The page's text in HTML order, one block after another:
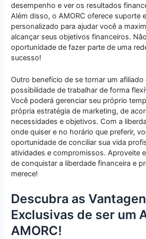
desempenho e ver os resultados
Além disso, o AMORC oferece suporte
personalizado para ajudar você a
alcançar seus objetivos financeiros.
oportunidade de fazer parte de uma
sucesso!
Outro benefício de se tornar um afiliado
possibilidade de trabalhar de forma
Você poderá gerenciar seu próprio
própria estratégia de marketing, de
necessidades e objetivos. Com a
onde quiser e no horário que preferir,
oportunidade de conciliar sua vida
atividades e compromissos. Aproveite
de conquistar a liberdade financeira e
merece!
Descubra as
Exclusivas de ser um
AMORC!